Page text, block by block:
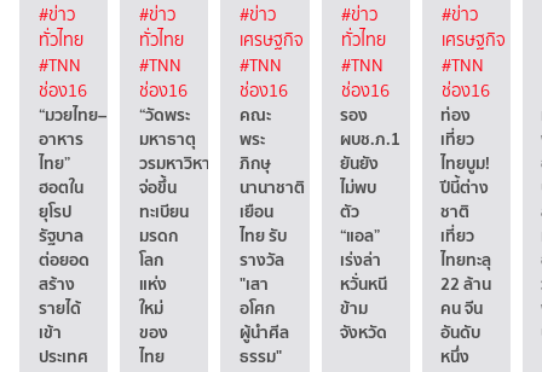
#ข่าว
ทั่วไทย
#TNN
ช่อง16
“มวยไทย–
อาหาร
ไทย”
ฮอตใน
ยุโรป
รัฐบาล
ต่อยอด
สร้าง
รายได้
เข้า
ประเทศ
#ข่าว
ทั่วไทย
#TNN
ช่อง16
“วัดพระ
มหาธาตุ
วรมหาวิหาร”
จ่อขึ้น
ทะเบียน
มรดก
โลก
แห่ง
ใหม่
ของ
ไทย
#ข่าว
เศรษฐกิจ
#TNN
ช่อง16
คณะ
พระ
ภิกษุ
นานาชาติ
เยือน
ไทย รับ
รางวัล
"เสา
อโศก
ผู้นำศีล
ธรรม"
#ข่าว
ทั่วไทย
#TNN
ช่อง16
รอง
ผบช.ภ.1
ยันยัง
ไม่พบ
ตัว
“แอล”
เร่งล่า
หวั่นหนี
ข้าม
จังหวัด
#ข่าว
เศรษฐกิจ
#TNN
ช่อง16
ท่อง
เที่ยว
ไทยบูม!
ปีนี้ต่าง
ชาติ
เที่ยว
ไทยทะลุ
22 ล้าน
คน จีน
อันดับ
หนึ่ง